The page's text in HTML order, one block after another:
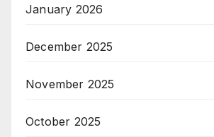
January 2026
December 2025
November 2025
October 2025